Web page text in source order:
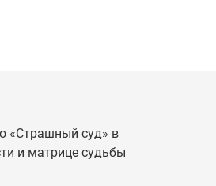
«Страшный суд» в
и матрице судьбы